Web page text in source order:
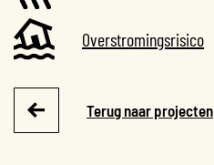
Overstromingsrisico
Terug naar projecten